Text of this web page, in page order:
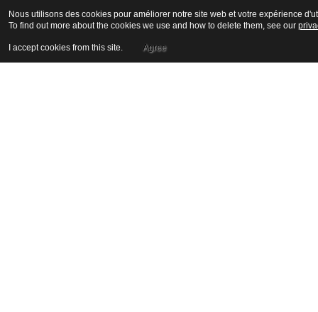
Nous utilisons des cookies pour améliorer notre site web et votre expérience
To find out more about the cookies we use and how to delete them, see our
I accept cookies from this site. Agree